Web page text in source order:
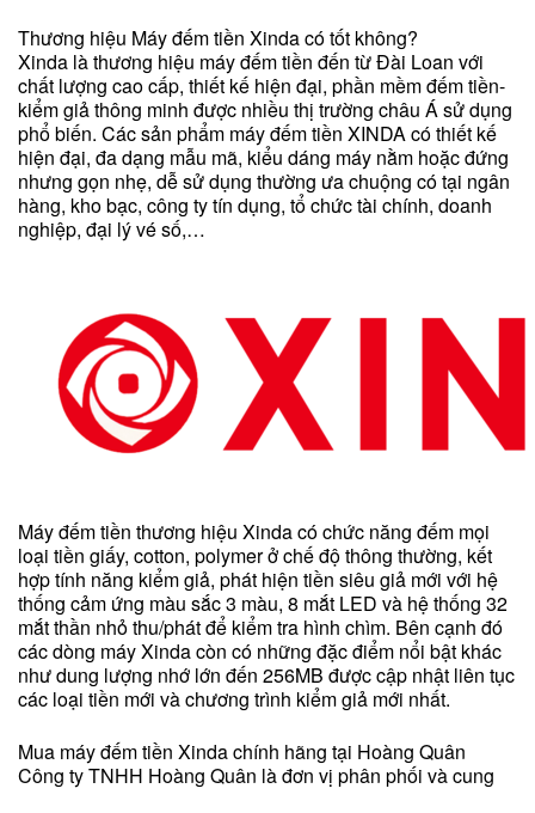
Thương hiệu Máy đếm tiền Xinda có tốt không?
Xinda là thương hiệu máy đếm tiền đến từ Đài Loan với
chất lượng cao cấp, thiết kế hiện đại, phần mềm đếm tiền-
kiểm giả thông minh được nhiều thị trường châu Á sử dụng
phổ biến. Các sản phẩm máy đếm tiền XINDA có thiết kế
hiện đại, đa dạng mẫu mã, kiểu dáng máy nằm hoặc đứng
nhưng gọn nhẹ, dễ sử dụng thường ưa chuộng có tại ngân
hàng, kho bạc, công ty tín dụng, tổ chức tài chính, doanh
nghiệp, đại lý vé số,…
Máy đếm tiền thương hiệu Xinda có chức năng đếm mọi
loại tiền giấy, cotton, polymer ở chế độ thông thường, kết
hợp tính năng kiểm giả, phát hiện tiền siêu giả mới với hệ
thống cảm ứng màu sắc 3 màu, 8 mắt LED và hệ thống 32
mắt thần nhỏ thu/phát để kiểm tra hình chìm. Bên cạnh đó
các dòng máy Xinda còn có những đặc điểm nổi bật khác
như dung lượng nhớ lớn đến 256MB được cập nhật liên tục
các loại tiền mới và chương trình kiểm giả mới nhất.
Mua máy đếm tiền Xinda chính hãng tại Hoàng Quân
Công ty TNHH Hoàng Quân là đơn vị phân phối và cung